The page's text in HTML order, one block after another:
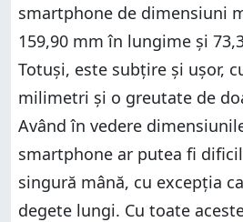
smartphone de dimensiuni
159,90 mm în lungime și
Totuși, este subțire și ușor,
milimetri și o greutate de
Având în vedere
smartphone ar putea fi
singură mână, cu excepția
degete lungi. Cu toate